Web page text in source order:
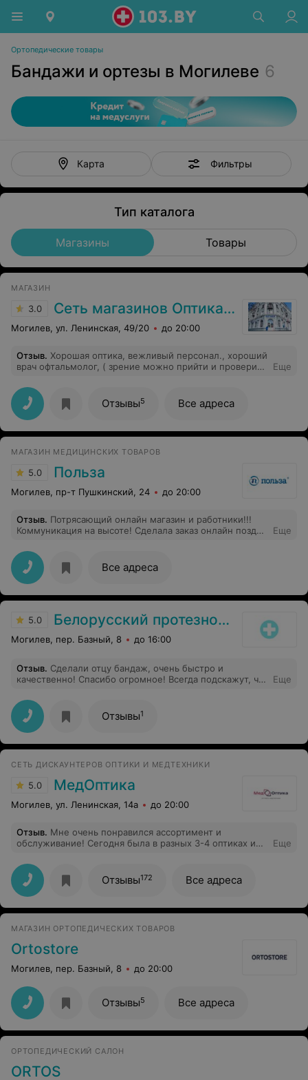
Ортопедические товары
Бандажи и ортезы в Могилеве 6
Карта Фильтры
Тип каталога
Магазины Товары
МАГАЗИН
3.0 Сеть магазинов Оптика. Медтехника
Могилев, ул. Ленинская, 49/20 до 20:00
Отзыв. Хорошая оптика, вежливый персонал., хороший
врач офтальмолог, ( зрение можно прийти и проверить
Еще
Отзывы5 Все адреса
МАГАЗИН МЕДИЦИНСКИХ ТОВАРОВ
5.0 Польза
Могилев, пр-т Пушкинский, 24 до 20:00
Отзыв. Потрясающий онлайн магазин и работники!!!
Коммуникация на высоте! Сделала заказ онлайн поздно
будет доставлен в течение 5 часов! Качество покупки
так же обрадовало. Спасибо вам и успехов в вашем
добром деле!!
Еще
Все адреса
5.0 Белорусский протезно-ортопедический восстановительный центр
Могилев, пер. Базный, 8 до 16:00
Отзыв. Сделали отцу бандаж, очень быстро и
качественно! Спасибо огромное! Всегда подскажут, что
Еще
Отзывы1
СЕТЬ ДИСКАУНТЕРОВ ОПТИКИ И МЕДТЕХНИКИ
5.0 МедОптика
Могилев, ул. Ленинская, 14а до 20:00
Отзыв. Мне очень понравился ассортимент и
обслуживание! Сегодня была в разных 3-4 оптиках и
здесь можно было выбирать из штук 3-4 , все были
хороши в принципе! Девушка - профессионал, сразу
увидела, что именно мне подойдёт! Я очень рада.
Рекомендую! Что-нибудь подберут даже для самого
взыскательного покупателя, уверена.
Еще
Отзывы172 Все адреса
МАГАЗИН ОРТОПЕДИЧЕСКИХ ТОВАРОВ
Ortostore
Могилев, пер. Базный, 8 до 20:00
Отзывы5 Все адреса
ОРТОПЕДИЧЕСКИЙ САЛОН
ORTOS